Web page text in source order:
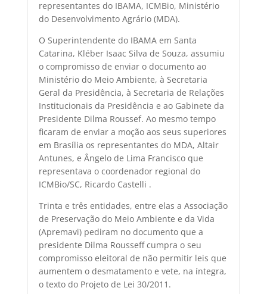
representantes do IBAMA, ICMBio, Ministério
do Desenvolvimento Agrário (MDA).
O Superintendente do IBAMA em Santa
Catarina, Kléber Isaac Silva de Souza, assumiu
o compromisso de enviar o documento ao
Ministério do Meio Ambiente, à Secretaria
Geral da Presidência, à Secretaria de Relações
Institucionais da Presidência e ao Gabinete da
Presidente Dilma Roussef. Ao mesmo tempo
ficaram de enviar a moção aos seus superiores
em Brasília os representantes do MDA, Altair
Antunes, e Ângelo de Lima Francisco que
representava o coordenador regional do
ICMBio/SC, Ricardo Castelli .
Trinta e três entidades, entre elas a Associação
de Preservação do Meio Ambiente e da Vida
(Apremavi) pediram no documento que a
presidente Dilma Rousseff cumpra o seu
compromisso eleitoral de não permitir leis que
aumentem o desmatamento e vete, na íntegra,
o texto do Projeto de Lei 30/2011.